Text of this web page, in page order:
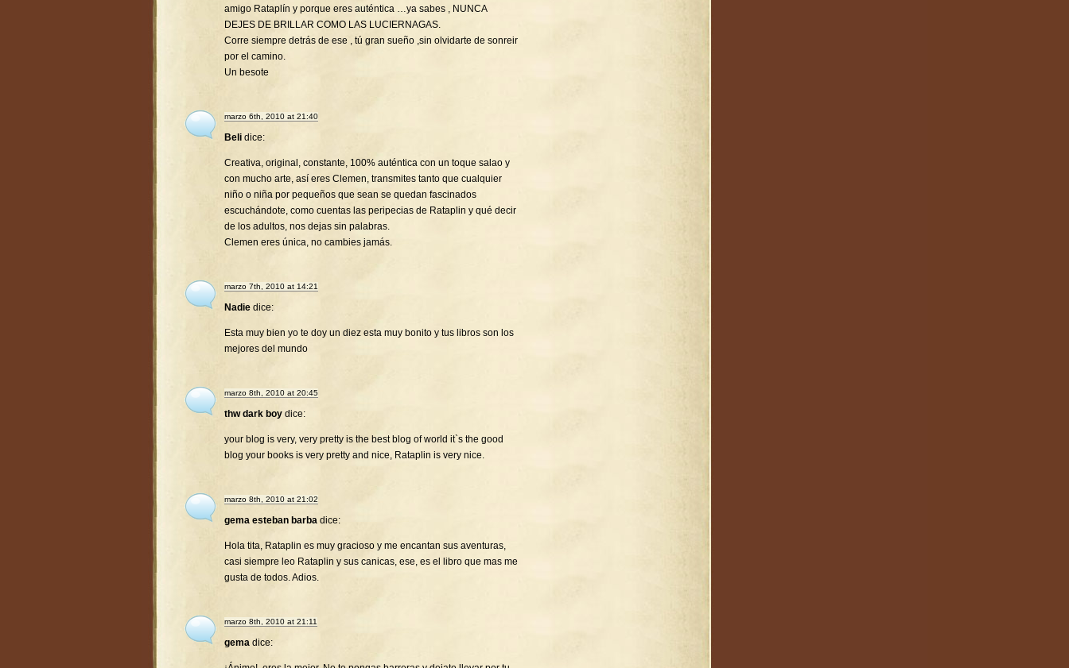
amigo Rataplín y porque eres auténtica …ya sabes , NUNCA
DEJES DE BRILLAR COMO LAS LUCIERNAGAS.
Corre siempre detrás de ese , tú gran sueño ,sin olvidarte de sonreir
por el camino.
Un besote
marzo 6th, 2010 at 21:40
Beli dice:
Creativa, original, constante, 100% auténtica con un toque salao y
con mucho arte, así eres Clemen, transmites tanto que cualquier
niño o niña por pequeños que sean se quedan fascinados
escuchándote, como cuentas las peripecias de Rataplin y qué decir
de los adultos, nos dejas sin palabras.
Clemen eres única, no cambies jamás.
marzo 7th, 2010 at 14:21
Nadie dice:
Esta muy bien yo te doy un diez esta muy bonito y tus libros son los
mejores del mundo
marzo 8th, 2010 at 20:45
thw dark boy dice:
your blog is very, very pretty is the best blog of world it`s the good
blog your books is very pretty and nice, Rataplin is very nice.
marzo 8th, 2010 at 21:02
gema esteban barba dice:
Hola tita, Rataplin es muy gracioso y me encantan sus aventuras,
casi siempre leo Rataplin y sus canicas, ese, es el libro que mas me
gusta de todos. Adios.
marzo 8th, 2010 at 21:11
gema dice: